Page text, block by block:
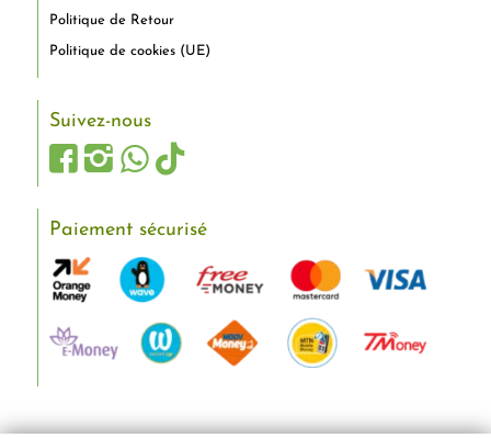
Politique de Retour
Politique de cookies (UE)
Suivez-nous
Paiement sécurisé